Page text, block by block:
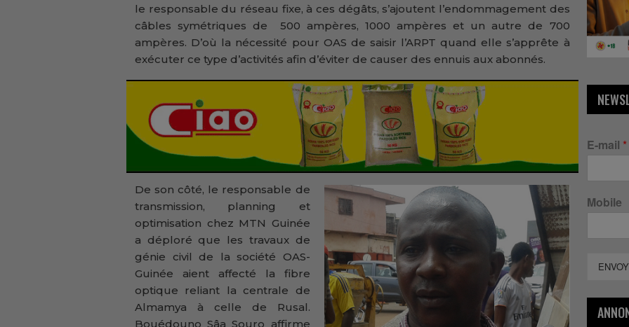
le responsable du réseau fixe, à ces dégâts, s’ajoutent l’endommagement des
câbles symétriques de 500 ampères, 1000 ampères et un autre de 700
ampères. D’où la nécessité pour OAS de saisir l’ARPT quand elle s’apprête à
exécuter ce type d’activités afin d’éviter de causer des ennuis aux abonnés.
De son côté, le responsable de
transmission, planning et
optimisation chez MTN Guinée
a déploré que les travaux de
génie civil de la société OAS-
Guinée aient affecté la fibre
optique reliant la centrale de
Almamya à celle de Rusal.
Bouédouno Sâa Souro affirme
E-mail *
Mobile